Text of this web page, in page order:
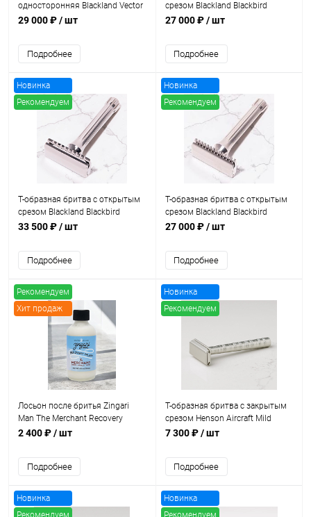
односторонняя Blackland Vector
Stainless Steel Safety Bar,
29 000 ₽/ шт
Подробнее
срезом Blackland Blackbird
Stainless Steel Safety Bar,
27 000 ₽/ шт
Подробнее
Новинка
Рекомендуем
Т-образная бритва с открытым
срезом Blackland Blackbird
Stainless Steel Open Comb,
33 500 ₽/ шт
Подробнее
Новинка
Рекомендуем
Т-образная бритва с открытым
срезом Blackland Blackbird
Stainless Steel Open Comb,
27 000 ₽/ шт
Подробнее
Рекомендуем
Хит продаж
Лосьон после бритья Zingari
Man The Merchant Recovery
Splash, 118 мл
2 400 ₽/ шт
Подробнее
Новинка
Рекомендуем
Т-образная бритва с закрытым
срезом Henson Aircraft Mild
(малая агрессивность)
7 300 ₽/ шт
Подробнее
Новинка
Рекомендуем
Новинка
Рекомендуем